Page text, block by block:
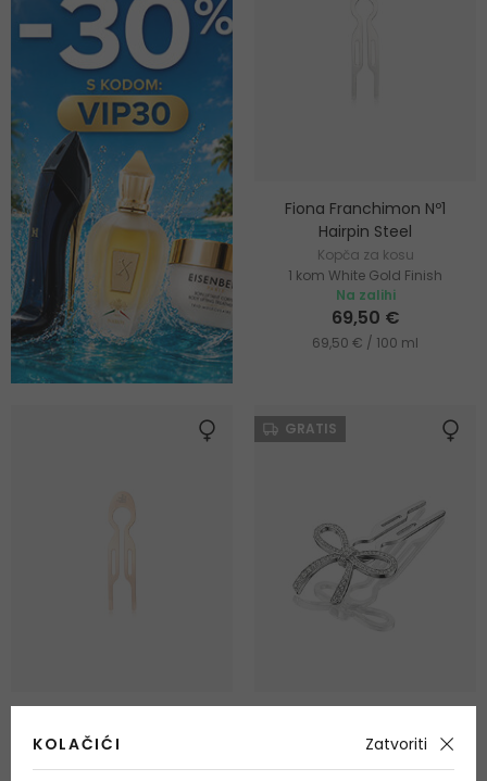
Fiona Franchimon Nº1
Hairpin Steel
Kopča za kosu
1 kom White Gold Finish
Na zalihi
69,50 €
69,50 € / 100 ml
Hairpin Steel
Kopča za kosu
GRATIS
Hairpin Steel Crystals By
Swarovski
KOLAČIĆI Zatvoriti